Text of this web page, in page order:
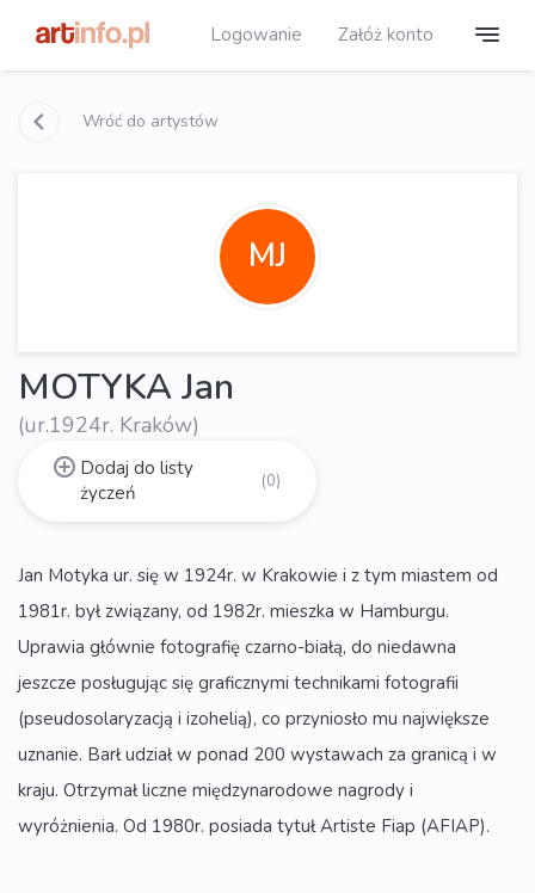
Logowanie Załóż konto
Wróć do artystów
MJ
MOTYKA Jan
(ur.1924r. Kraków)
Dodaj do listy
życzeń
(0)
Jan Motyka ur. się w 1924r. w Krakowie i z tym miastem od
1981r. był związany, od 1982r. mieszka w Hamburgu.
Uprawia głównie fotografię czarno-białą, do niedawna
jeszcze posługując się graficznymi technikami fotografii
(pseudosolaryzacją i izohelią), co przyniosło mu największe
uznanie. Barł udział w ponad 200 wystawach za granicą i w
kraju. Otrzymał liczne międzynarodowe nagrody i
wyróżnienia. Od 1980r. posiada tytuł Artiste Fiap (AFIAP).